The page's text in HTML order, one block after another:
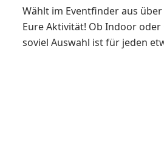
Wählt im Eventfinder aus
Eure Aktivität! Ob Indoor
soviel Auswahl ist für jeden